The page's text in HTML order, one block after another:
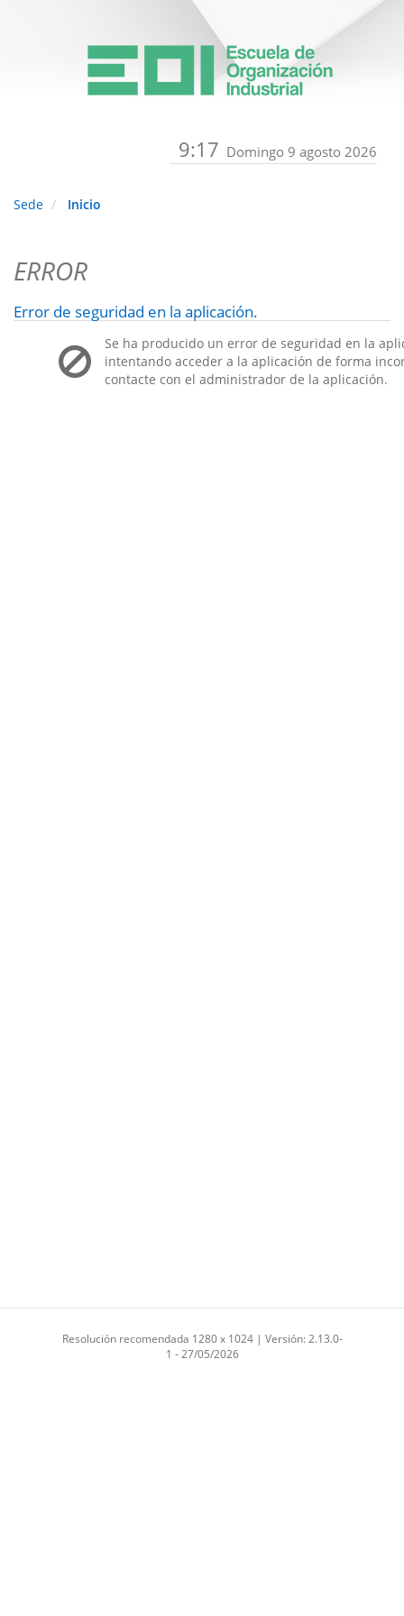
9:17 Domingo 9 agosto 2026
Sede Inicio
ERROR
Error de seguridad en la aplicación.
Se ha producido un error de seguridad en la
intentando acceder a la aplicación de forma
contacte con el administrador de la aplicación.
Resolución recomendada 1280 x 1024 | Versión: 2.13.0-
1 - 27/05/2026